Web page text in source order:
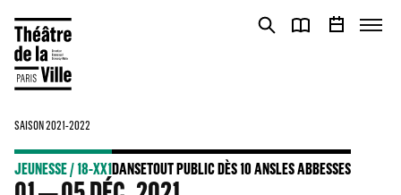
SAISON 2021-2022
JEUNESSE / 18-XX1DANSETOUT PUBLIC DÈS 10 ANSLES ABBESSES